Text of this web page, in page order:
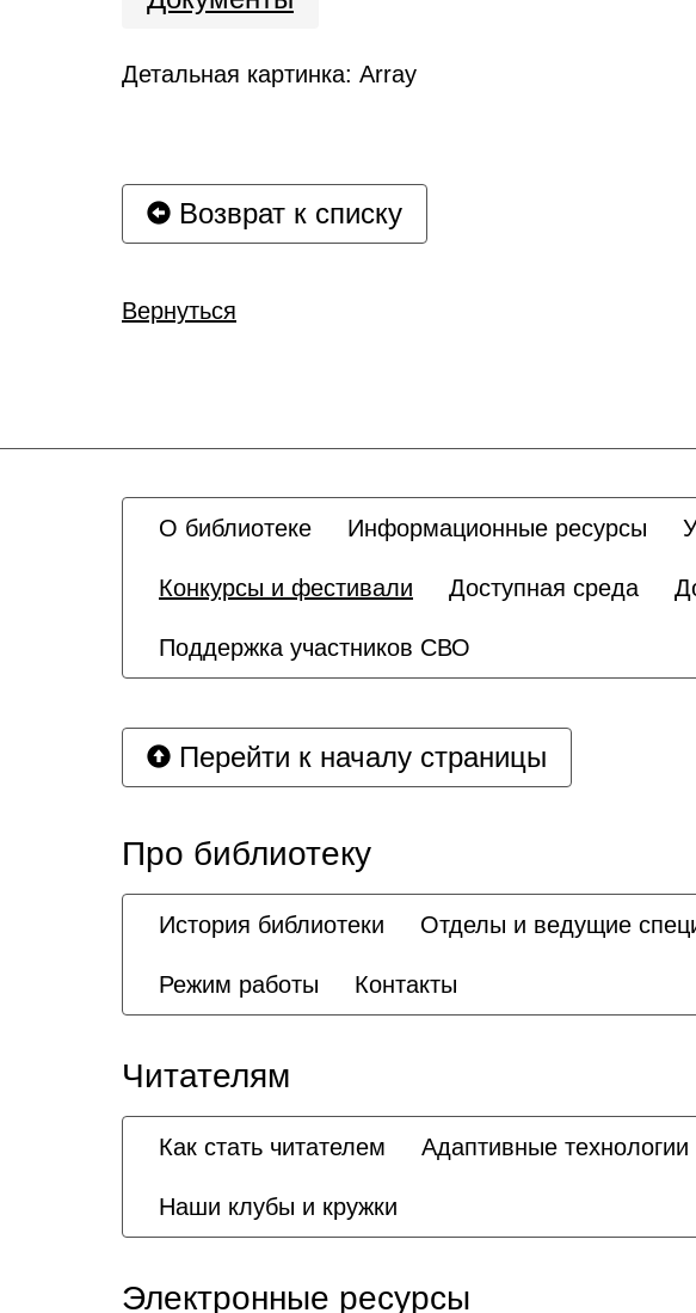
Детальная картинка: Array
Возврат к списку
Вернуться
О библиотеке Информационные ресурсы
Конкурсы и фестивали Доступная среда
Поддержка участников СВО
Перейти к началу страницы
Про библиотеку
История библиотеки Отделы и ведущие
Режим работы Контакты
Читателям
Как стать читателем Адаптивные технологии
Наши клубы и кружки
Электронные ресурсы